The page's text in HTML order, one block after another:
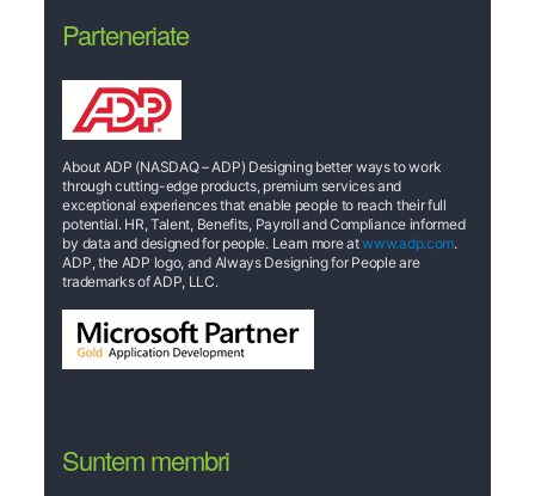
Parteneriate
About ADP (NASDAQ – ADP) Designing better ways to work
through cutting-edge products, premium services and
exceptional experiences that enable people to reach their full
potential. HR, Talent, Benefits, Payroll and Compliance informed
by data and designed for people. Learn more atwww.adp.com.
ADP, the ADP logo, and Always Designing for People are
trademarks of ADP, LLC.
Suntem membri